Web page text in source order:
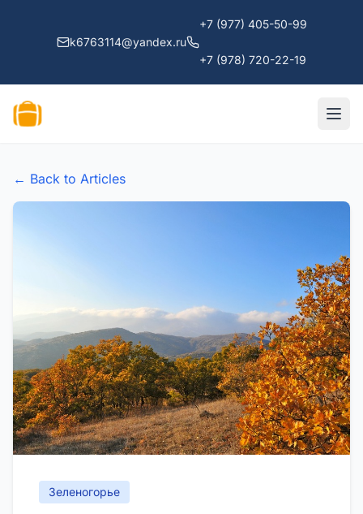
k6763114@yandex.ru
+7 (977) 405-50-99
+7 (978) 720-22-19
← Back to Articles
Зеленогорье